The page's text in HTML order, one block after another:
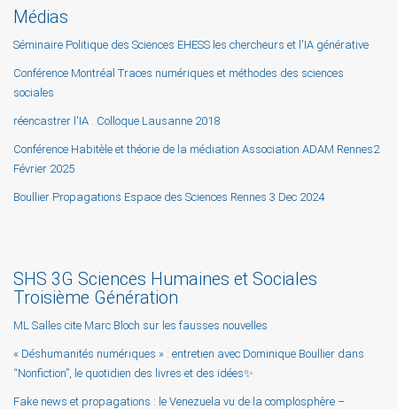
Médias
Séminaire Politique des Sciences EHESS les chercheurs et l'IA générative
Conférence Montréal Traces numériques et méthodes des sciences
sociales
réencastrer l'IA . Colloque Lausanne 2018
Conférence Habitèle et théorie de la médiation Association ADAM Rennes2
Février 2025
Boullier Propagations Espace des Sciences Rennes 3 Dec 2024
SHS 3G Sciences Humaines et Sociales
Troisième Génération
ML Salles cite Marc Bloch sur les fausses nouvelles
« Déshumanités numériques » : entretien avec Dominique Boullier dans
“Nonfiction”, le quotidien des livres et des idées✨
Fake news et propagations : le Venezuela vu de la complosphère –